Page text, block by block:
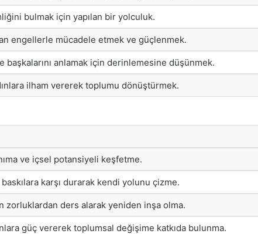
bulmak için yapılan bir yolculuk.
engellerle mücadele etmek ve güçlenmek.
başkalarını anlamak için derinlemesine düşünmek.
ilham vererek toplumu dönüştürmek.
ve içsel potansiyeli keşfetme.
karşı durarak kendi yolunu çizme.
zorluklardan ders alarak yeniden inşa olma.
güç vererek toplumsal değişime katkıda bulunma.